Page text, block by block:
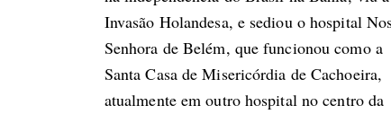
Invasão Holandesa, e sediou o hospital
Senhora de Belém, que funcionou como a
Santa Casa de Misericórdia de Cachoeira,
atualmente em outro hospital no centro da